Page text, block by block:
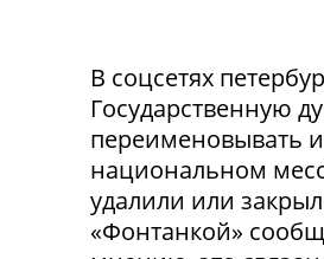
В соцсетях
Государственную
переименовывать
национальном
удалили или
«Фонтанкой»